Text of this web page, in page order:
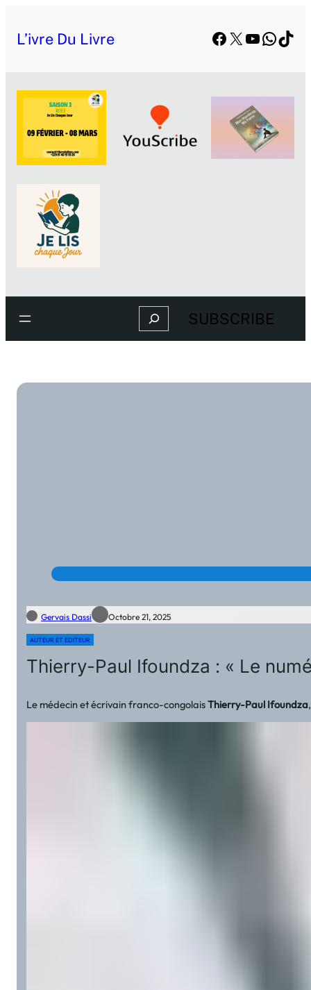
L’ivre Du Livre Facebook
X YouTube
Search SUBSCRIBE
Gervais Dassi Octobre 21, 2025
AUTEUR ET EDITEUR
Thierry-Paul Ifoundza : « Le
Le médecin et écrivain franco-congolaisThierry-Paul Ifoundza